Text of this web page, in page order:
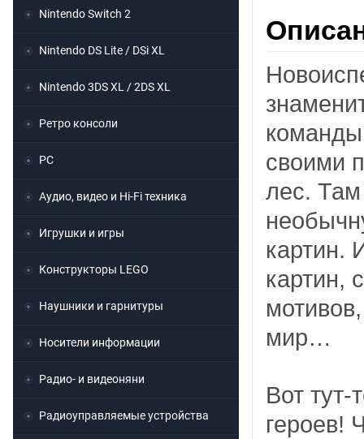
своими
лес.
картин.
картин,
мир…
Вот
героев!
Nintendo Switch 2
Nintendo DS Lite / DSi XL
Nintendo 3DS XL / 2DS XL
Ретро консоли
PC
Аудио, видео и Hi-Fi техника
Игрушки и игры
Конструкторы LEGO
Наушники и гарнитуры
Носители информации
Радио- и видеоняни
Радиоуправляемые устройства